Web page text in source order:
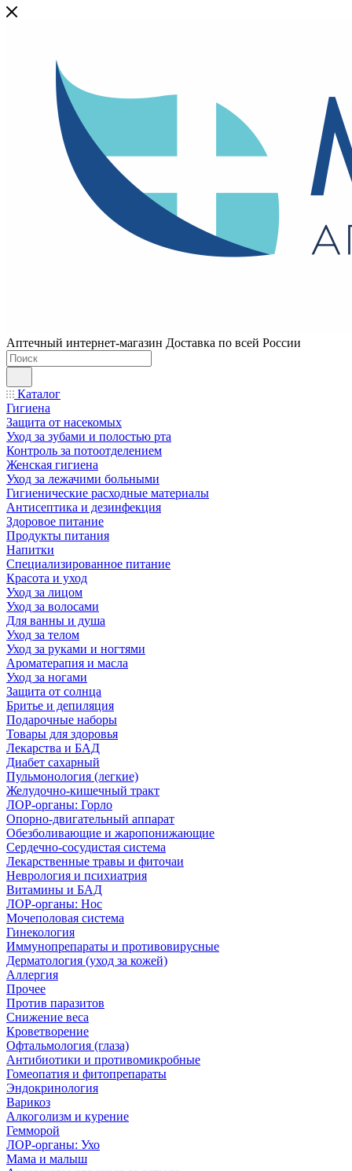
Аптечный интернет-магазин Доставка по всей России
Каталог
Гигиена
Защита от насекомых
Уход за зубами и полостью рта
Контроль за потоотделением
Женская гигиена
Уход за лежачими больными
Гигиенические расходные материалы
Антисептика и дезинфекция
Здоровое питание
Продукты питания
Напитки
Специализированное питание
Красота и уход
Уход за лицом
Уход за волосами
Для ванны и душа
Уход за телом
Уход за руками и ногтями
Ароматерапия и масла
Уход за ногами
Защита от солнца
Бритье и депиляция
Подарочные наборы
Товары для здоровья
Лекарства и БАД
Диабет сахарный
Пульмонология (легкие)
Желудочно-кишечный тракт
ЛОР-органы: Горло
Опорно-двигательный аппарат
Обезболивающие и жаропонижающие
Сердечно-сосудистая система
Лекарственные травы и фиточаи
Неврология и психиатрия
Витамины и БАД
ЛОР-органы: Нос
Мочеполовая система
Гинекология
Иммунопрепараты и противовирусные
Дерматология (уход за кожей)
Аллергия
Прочее
Против паразитов
Снижение веса
Кроветворение
Офтальмология (глаза)
Антибиотики и противомикробные
Гомеопатия и фитопрепараты
Эндокринология
Варикоз
Алкоголизм и курение
Гемморой
ЛОР-органы: Ухо
Мама и малыш